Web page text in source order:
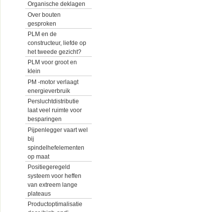
Organische deklagen
Over bouten
gesproken
PLM en de
constructeur, liefde op
het tweede gezicht?
PLM voor groot en
klein
PM -motor verlaagt
energieverbruik
Persluchtdistributie
laat veel ruimte voor
besparingen
Pijpenlegger vaart wel
bij
spindelhefelementen
op maat
Positiegeregeld
systeem voor heffen
van extreem lange
plateaus
Productoptimalisatie